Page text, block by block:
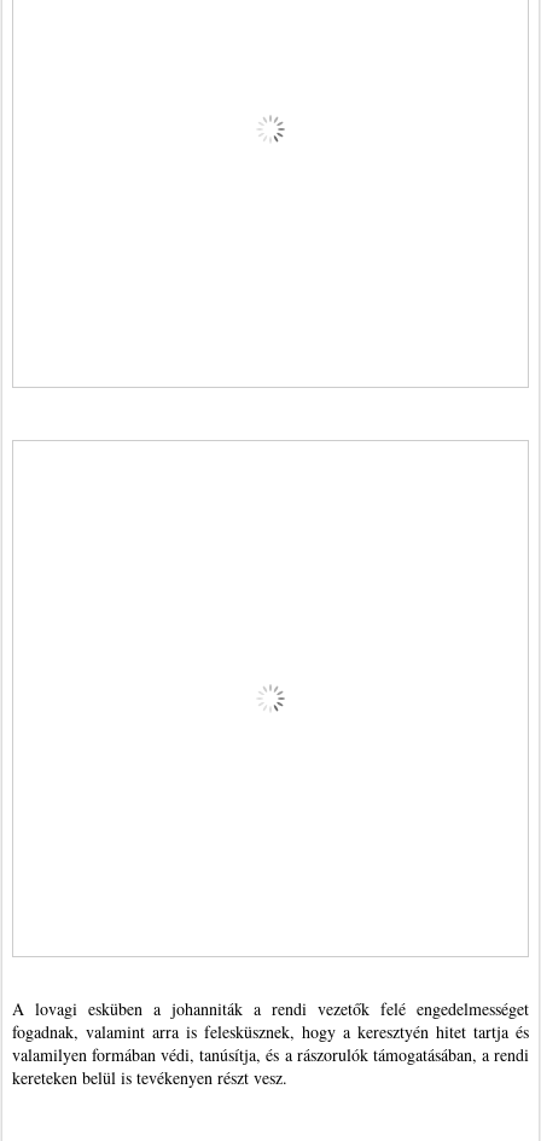
A lovagi esküben a johanniták a rendi vezetők felé engedelmességet
fogadnak, valamint arra is felesküsznek, hogy a keresztyén hitet tartja és
valamilyen formában védi, tanúsítja, és a rászorulók támogatásában, a rendi
kereteken belül is tevékenyen részt vesz.